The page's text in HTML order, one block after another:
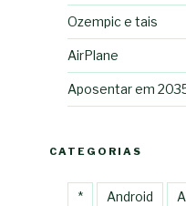
Ozempic e tais
AirPlane
Aposentar em
CATEGORIAS
* Android